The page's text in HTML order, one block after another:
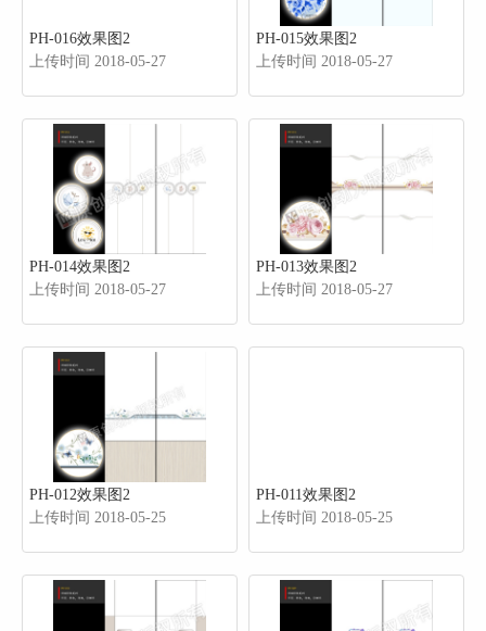
PH-016效果图2
上传时间 2018-05-27
PH-015效果图2
上传时间 2018-05-27
PH-014效果图2
上传时间 2018-05-27
PH-013效果图2
上传时间 2018-05-27
PH-012效果图2
上传时间 2018-05-25
PH-011效果图2
上传时间 2018-05-25